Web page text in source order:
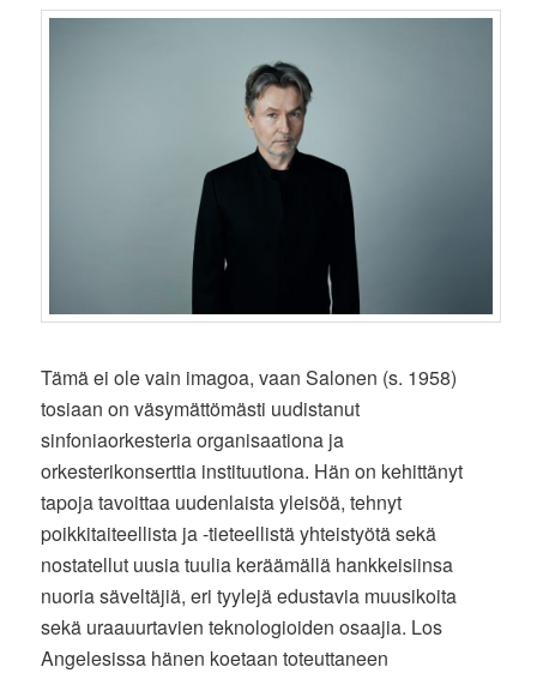
Tämä ei ole vain imagoa, vaan Salonen (s. 1958)
tosiaan on väsymättömästi uudistanut
sinfoniaorkesteria organisaationa ja
orkesterikonserttia instituutiona. Hän on kehittänyt
tapoja tavoittaa uudenlaista yleisöä, tehnyt
poikkitaiteellista ja -tieteellistä yhteistyötä sekä
nostatellut uusia tuulia keräämällä hankkeisiinsa
nuoria säveltäjiä, eri tyylejä edustavia muusikoita
sekä uraauurtavien teknologioiden osaajia. Los
Angelesissa hänen koetaan toteuttaneen